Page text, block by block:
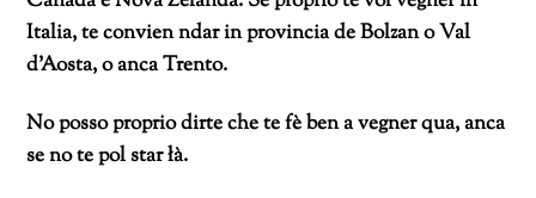
Italia, te convien ndar in provincia de Bolzan o Val
d’Aosta, o anca Trento.
No posso proprio dirte che te fè ben a vegner qua, anca
se no te pol star łà.